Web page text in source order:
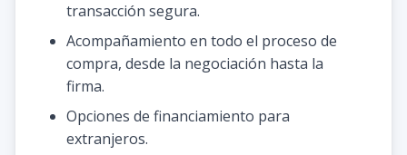
transacción segura.
Acompañamiento en todo el proceso de
compra, desde la negociación hasta la
firma.
Opciones de financiamiento para
extranjeros.